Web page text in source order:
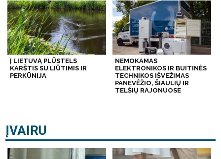
Į LIETUVĄ PLŪSTELS
KARŠTIS SU LIŪTIMIS IR
PERKŪNIJA
NEMOKAMAS
ELEKTRONIKOS IR BUITINĖS
TECHNIKOS IŠVEŽIMAS
PANEVĖŽIO, ŠIAULIŲ IR
TELŠIŲ RAJONUOSE
ĮVAIRU